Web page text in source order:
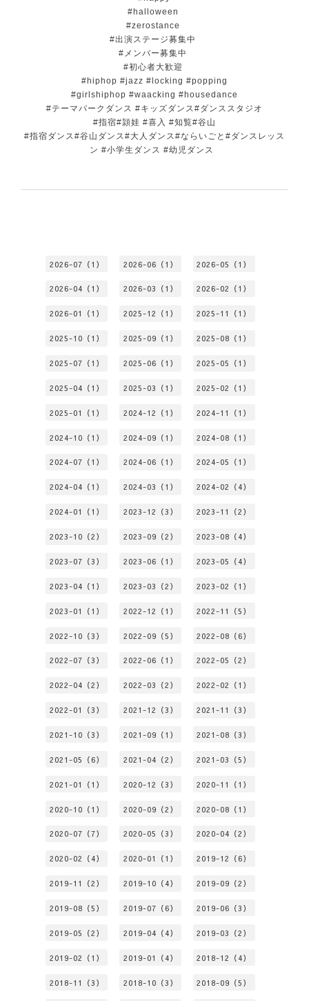
#halloween
#zerostance
#出演ステージ募集中
#メンバー募集中
#初心者大歓迎
#hiphop #jazz #locking #popping
#girlshiphop #waacking #housedance
#テーマパークダンス #キッズダンス#ダンススタジオ
#指宿#頴娃 #喜入 #知覧#谷山
#指宿ダンス#谷山ダンス#大人ダンス#ならいごと#ダンスレッス
ン #小学生ダンス #幼児ダンス
2026-07（1） 2026-06（1） 2026-05（1）
2026-04（1） 2026-03（1） 2026-02（1）
2026-01（1） 2025-12（1） 2025-11（1）
2025-10（1） 2025-09（1） 2025-08（1）
2025-07（1） 2025-06（1） 2025-05（1）
2025-04（1） 2025-03（1） 2025-02（1）
2025-01（1） 2024-12（1） 2024-11（1）
2024-10（1） 2024-09（1） 2024-08（1）
2024-07（1） 2024-06（1） 2024-05（1）
2024-04（1） 2024-03（1） 2024-02（4）
2024-01（1） 2023-12（3） 2023-11（2）
2023-10（2） 2023-09（2） 2023-08（4）
2023-07（3） 2023-06（1） 2023-05（4）
2023-04（1） 2023-03（2） 2023-02（1）
2023-01（1） 2022-12（1） 2022-11（5）
2022-10（3） 2022-09（5） 2022-08（6）
2022-07（3） 2022-06（1） 2022-05（2）
2022-04（2） 2022-03（2） 2022-02（1）
2022-01（3） 2021-12（3） 2021-11（3）
2021-10（3） 2021-09（1） 2021-08（3）
2021-05（6） 2021-04（2） 2021-03（5）
2021-01（1） 2020-12（3） 2020-11（1）
2020-10（1） 2020-09（2） 2020-08（1）
2020-07（7） 2020-05（3） 2020-04（2）
2020-02（4） 2020-01（1） 2019-12（6）
2019-11（2） 2019-10（4） 2019-09（2）
2019-08（5） 2019-07（6） 2019-06（3）
2019-05（2） 2019-04（4） 2019-03（2）
2019-02（1） 2019-01（4） 2018-12（4）
2018-11（3） 2018-10（3） 2018-09（5）